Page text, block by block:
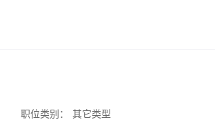
职位类别：
其它类型